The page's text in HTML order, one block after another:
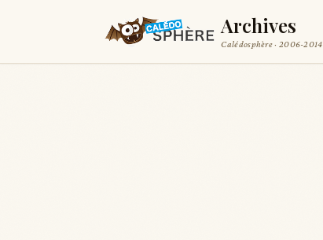
Archives
Calédosphère · 2006-2014